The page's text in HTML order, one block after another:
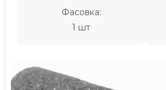
Фасовка:
1 шт